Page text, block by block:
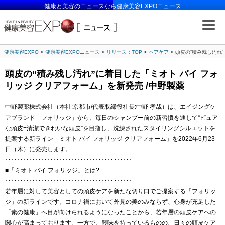
健康と美容のニュースなら健康美容EXPOニュース
健康美容EXPO 健康美容EXPOニュース リリース：TOP ヘアケア 頭皮の“積み残し汚れ
頭皮の“積み残し汚れ”に着目した「ミオト バイ フォ
リッジ クリアフォーム」を新発売 /中野製薬
中野製薬株式会社（本社:京都市/代表取締役社長:中野 孝哉）は、エイジングケ
アブランド「フォリッジ」から、毎日のシャンプー前の新習慣を通して“ピュア
な頭皮=清潔できれいな頭皮”を目指し、洗練されたスタイリングシルエットを
提案する新ライン「ミオト バイ フォリッジ クリアフォーム」を2022年6月23
日（木）に発売します。
‥‥‥‥‥‥‥‥‥‥‥‥‥‥‥‥‥‥‥‥‥
■「ミオト バイ フォリッジ」とは?
‥‥‥‥‥‥‥‥‥‥‥‥‥‥‥‥‥‥‥‥‥
若年層に対して美容としての頭皮ケアを新たな切り口でご提案する「フォリッ
ジ」の新ラインです。コロナ禍において外見の美のみならず、心身が充足した
「素の健康」へ目が向けられるようになったことから、若年層の頭皮ケアへの
関心が高まっております。一方で、興味を持っているものの、日々の頭皮ケア